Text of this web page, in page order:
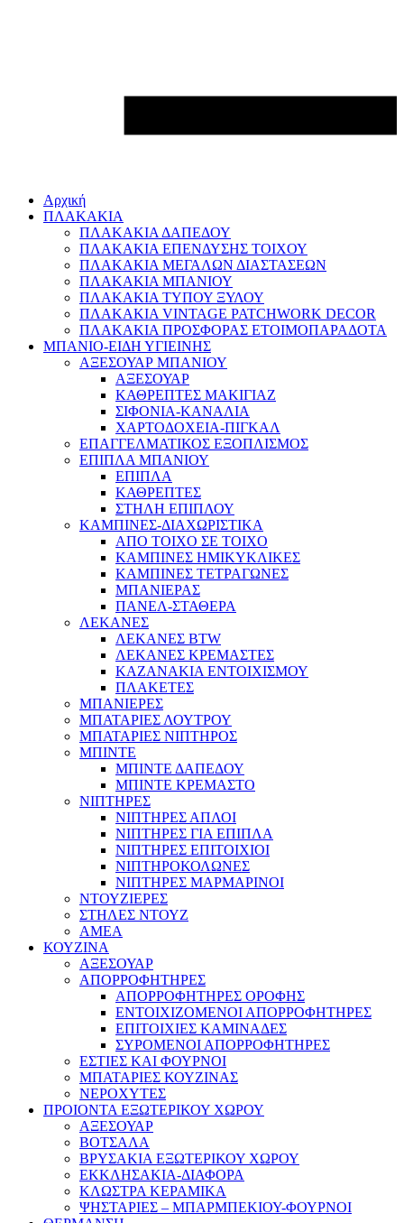
Αρχική
ΠΛΑΚΑΚΙΑ
ΠΛΑΚΑΚΙΑ ΔΑΠΕΔΟΥ
ΠΛΑΚΑΚΙΑ ΕΠΕΝΔΥΣΗΣ ΤΟΙΧΟΥ
ΠΛΑΚΑΚΙΑ ΜΕΓΑΛΩΝ ΔΙΑΣΤΑΣΕΩΝ
ΠΛΑΚΑΚΙΑ ΜΠΑΝΙΟΥ
ΠΛΑΚΑΚΙΑ ΤΥΠΟΥ ΞΥΛΟΥ
ΠΛΑΚΑΚΙΑ VINTAGE PATCHWORK DECOR
ΠΛΑΚΑΚΙΑ ΠΡΟΣΦΟΡΑΣ ΕΤΟΙΜΟΠΑΡΑΔΟΤΑ
ΜΠΑΝΙΟ-ΕΙΔΗ ΥΓΙΕΙΝΗΣ
ΑΞΕΣΟΥΑΡ ΜΠΑΝΙΟΥ
ΑΞΕΣΟΥΑΡ
ΚΑΘΡΕΠΤΕΣ ΜΑΚΙΓΙΑΖ
ΣΙΦΟΝΙΑ-ΚΑΝΑΛΙΑ
ΧΑΡΤΟΔΟΧΕΙΑ-ΠΙΓΚΑΛ
ΕΠΑΓΓΕΛΜΑΤΙΚΟΣ ΕΞΟΠΛΙΣΜΟΣ
ΕΠΙΠΛΑ ΜΠΑΝΙΟΥ
ΕΠΙΠΛΑ
ΚΑΘΡΕΠΤΕΣ
ΣΤΗΛΗ ΕΠΙΠΛΟΥ
ΚΑΜΠΙΝΕΣ-ΔΙΑΧΩΡΙΣΤΙΚΑ
ΑΠΟ ΤΟΙΧΟ ΣΕ ΤΟΙΧΟ
ΚΑΜΠΙΝΕΣ ΗΜΙΚΥΚΛΙΚΕΣ
ΚΑΜΠΙΝΕΣ ΤΕΤΡΑΓΩΝΕΣ
ΜΠΑΝΙΕΡΑΣ
ΠΑΝΕΛ-ΣΤΑΘΕΡΑ
ΛΕΚΑΝΕΣ
ΛΕΚΑΝΕΣ BTW
ΛΕΚΑΝΕΣ ΚΡΕΜΑΣΤΕΣ
ΚΑΖΑΝΑΚΙΑ ΕΝΤΟΙΧΙΣΜΟΥ
ΠΛΑΚΕΤΕΣ
ΜΠΑΝΙΕΡΕΣ
ΜΠΑΤΑΡΙΕΣ ΛΟΥΤΡΟΥ
ΜΠΑΤΑΡΙΕΣ ΝΙΠΤΗΡΟΣ
ΜΠΙΝΤΕ
ΜΠΙΝΤΕ ΔΑΠΕΔΟΥ
ΜΠΙΝΤΕ ΚΡΕΜΑΣΤΟ
ΝΙΠΤΗΡΕΣ
ΝΙΠΤΗΡΕΣ ΑΠΛΟΙ
ΝΙΠΤΗΡΕΣ ΓΙΑ ΕΠΙΠΛΑ
ΝΙΠΤΗΡΕΣ ΕΠΙΤΟΙΧΙΟΙ
ΝΙΠΤΗΡΟΚΟΛΩΝΕΣ
ΝΙΠΤΗΡΕΣ ΜΑΡΜΑΡΙΝΟΙ
ΝΤΟΥΖΙΕΡΕΣ
ΣΤΗΛΕΣ ΝΤΟΥΖ
ΑΜΕΑ
ΚΟΥΖΙΝΑ
ΑΞΕΣΟΥΑΡ
ΑΠΟΡΡΟΦΗΤΗΡΕΣ
ΑΠΟΡΡΟΦΗΤΗΡΕΣ ΟΡΟΦΗΣ
ΕΝΤΟΙΧΙΖΟΜΕΝΟΙ ΑΠΟΡΡΟΦΗΤΗΡΕΣ
ΕΠΙΤΟΙΧΙΕΣ ΚΑΜΙΝΑΔΕΣ
ΣΥΡΟΜΕΝΟΙ ΑΠΟΡΡΟΦΗΤΗΡΕΣ
ΕΣΤΙΕΣ ΚΑΙ ΦΟΥΡΝΟΙ
ΜΠΑΤΑΡΙΕΣ ΚΟΥΖΙΝΑΣ
ΝΕΡΟΧΥΤΕΣ
ΠΡΟΙΟΝΤΑ ΕΞΩΤΕΡΙΚΟΥ ΧΩΡΟΥ
ΑΞΕΣΟΥΑΡ
ΒΟΤΣΑΛΑ
ΒΡΥΣΑΚΙΑ ΕΞΩΤΕΡΙΚΟΥ ΧΩΡΟΥ
ΕΚΚΛΗΣΑΚΙΑ-ΔΙΑΦΟΡΑ
ΚΛΩΣΤΡΑ ΚΕΡΑΜΙΚΑ
ΨΗΣΤΑΡΙΕΣ – ΜΠΑΡΜΠΕΚΙΟΥ-ΦΟΥΡΝΟΙ